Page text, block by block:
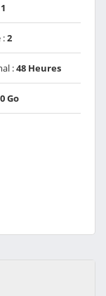
1
:2
:48 Heures
Go